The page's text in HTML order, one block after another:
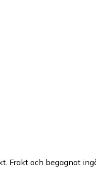
Frakt och begagnat